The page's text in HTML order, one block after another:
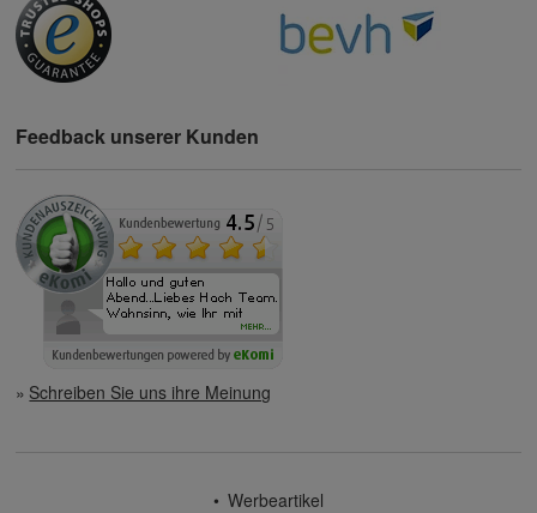
Feedback unserer Kunden
Schreiben Sie uns ihre Meinung
Werbeartikel